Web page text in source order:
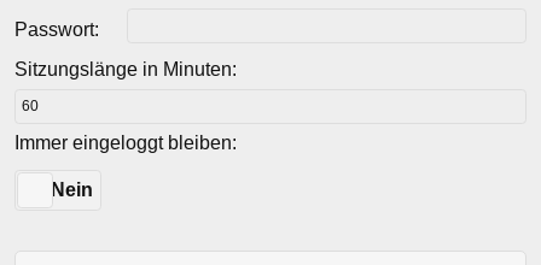
Passwort:
Sitzungslänge in Minuten:
Immer eingeloggt bleiben:
Nein